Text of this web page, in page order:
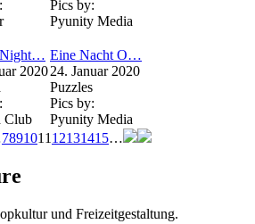
Pics by:
Pyunity Media
Night…
2020
Club
Eine Nacht O…
24. Januar 2020
Puzzles
Pics by:
Pyunity Media
7891011 12131415…
und Freizeitgestaltung.